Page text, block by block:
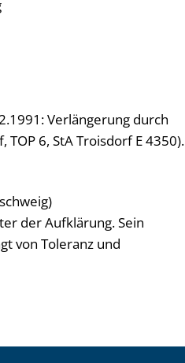
Verlängerung durch
6, StA Troisdorf E 4350).
der Aufklärung. Sein
von Toleranz und